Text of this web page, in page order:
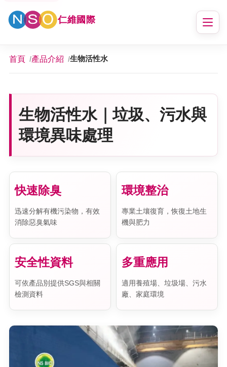
仁維國際
首頁 產品介紹 生物活性水
生物活性水｜垃圾、污水與
環境異味處理
快速除臭
迅速分解有機污染物，有效
消除惡臭氣味
環境整治
專業土壤復育，恢復土地生
機與肥力
安全性資料
可依產品別提供SGS與相關
檢測資料
多重應用
適用養殖場、垃圾場、污水
廠、家庭環境